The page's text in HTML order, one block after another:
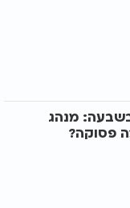
מנהג
פסוקה?